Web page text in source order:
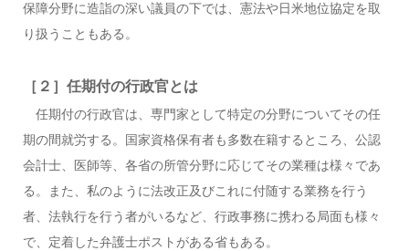
保障分野に造詣の深い議員の下では、憲法や日米地位協定を取
り扱うこともある。
［２］任期付の行政官とは
任期付の行政官は、専門家として特定の分野についてその任
期の間就労する。国家資格保有者も多数在籍するところ、公認
会計士、医師等、各省の所管分野に応じてその業種は様々であ
る。また、私のように法改正及びこれに付随する業務を行う
者、法執行を行う者がいるなど、行政事務に携わる局面も様々
で、定着した弁護士ポストがある省もある。